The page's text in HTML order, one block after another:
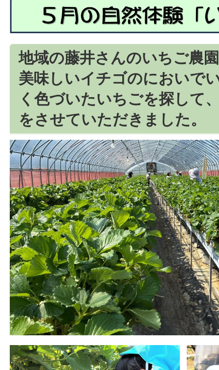
地域の藤井さんのいちご農
美味しいイチゴのにおいで
く色づいたいちごを探して
をさせていただきました。